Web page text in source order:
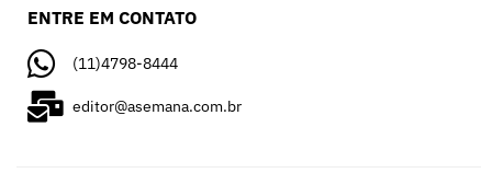
ENTRE EM CONTATO
(11)4798-8444
editor@asemana.com.br